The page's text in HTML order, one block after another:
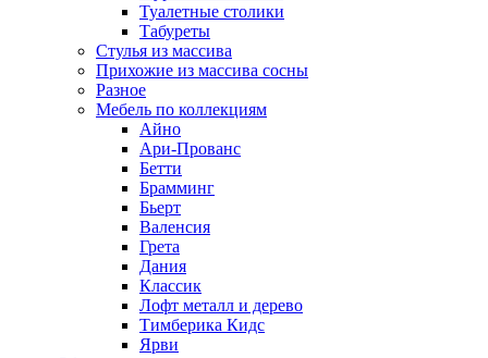
Туалетные столики
Табуреты
Стулья из массива
Прихожие из массива сосны
Разное
Мебель по коллекциям
Айно
Ари-Прованс
Бетти
Брамминг
Бьерт
Валенсия
Грета
Дания
Классик
Лофт металл и дерево
Тимберика Кидс
Ярви